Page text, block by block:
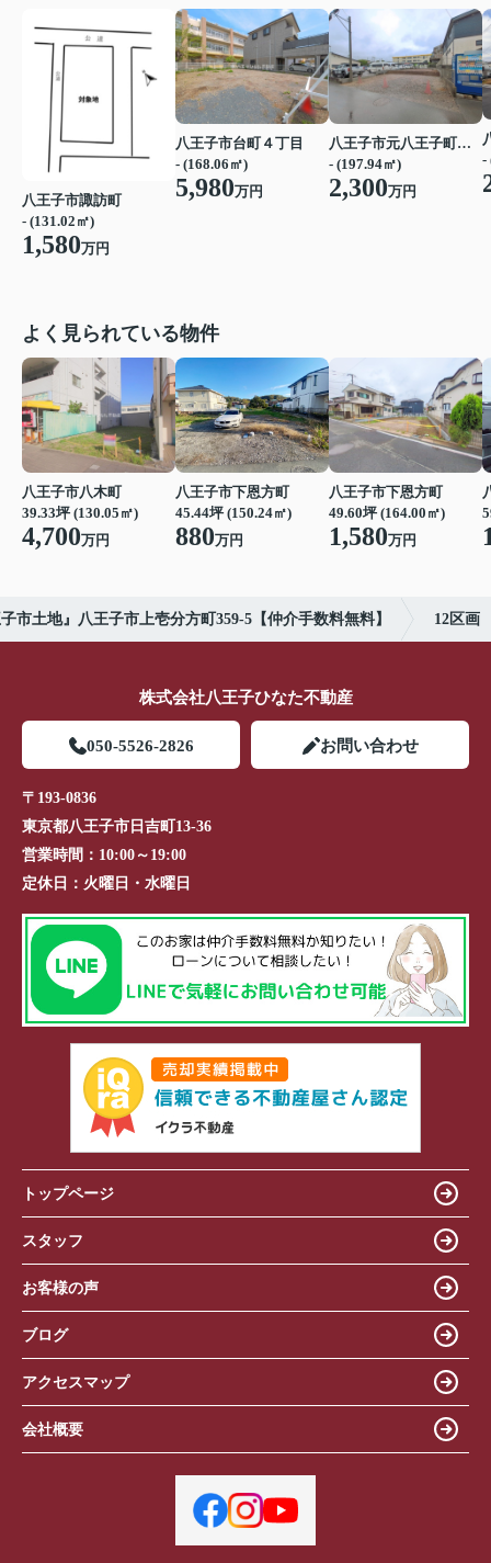
八王子市諏訪町
- (131.02㎡)
1,580万円
八王子市台町４丁目
- (168.06㎡)
5,980万円
八王子市元八王子町２丁目
- (197.94㎡)
2,300万円
-
よく見られている物件
八王子市八木町
39.33坪 (130.05㎡)
4,700万円
八王子市下恩方町
45.44坪 (150.24㎡)
880万円
八王子市下恩方町
49.60坪 (164.00㎡)
1,580万円
市土地』八王子市上壱分方町359-5【仲介手数料無料】 12区画
株式会社八王子ひなた不動産
050-5526-2826 お問い合わせ
〒193-0836
東京都八王子市日吉町13-36
営業時間： 10:00～19:00
定休日： 火曜日・水曜日
トップページ
スタッフ
お客様の声
ブログ
アクセスマップ
会社概要